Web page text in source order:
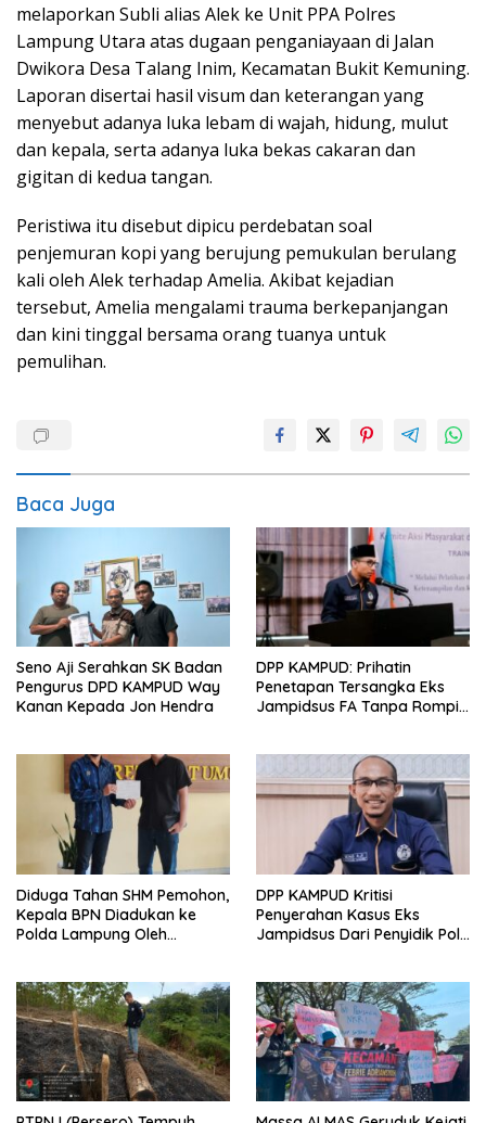
melaporkan Subli alias Alek ke Unit PPA Polres
Lampung Utara atas dugaan penganiayaan di Jalan
Dwikora Desa Talang Inim, Kecamatan Bukit Kemuning.
Laporan disertai hasil visum dan keterangan yang
menyebut adanya luka lebam di wajah, hidung, mulut
dan kepala, serta adanya luka bekas cakaran dan
gigitan di kedua tangan.
Peristiwa itu disebut dipicu perdebatan soal
penjemuran kopi yang berujung pemukulan berulang
kali oleh Alek terhadap Amelia. Akibat kejadian
tersebut, Amelia mengalami trauma berkepanjangan
dan kini tinggal bersama orang tuanya untuk
pemulihan.
Baca Juga
Seno Aji Serahkan SK Badan
Pengurus DPD KAMPUD Way
Kanan Kepada Jon Hendra
DPP KAMPUD: Prihatin
Penetapan Tersangka Eks
Jampidsus FA Tanpa Rompi
Diduga Tahan SHM Pemohon,
Kepala BPN Diadukan ke
Polda Lampung Oleh
DPP KAMPUD Kritisi
Penyerahan Kasus Eks
Jampidsus Dari Penyidik Polri